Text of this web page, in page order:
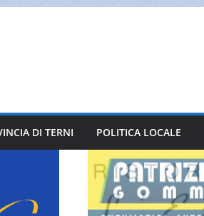
DI TERNI POLITICA LOCALE